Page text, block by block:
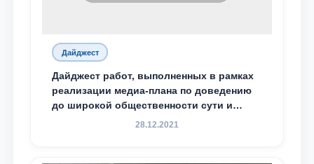
Дайджест
Дайджест работ, выполненных в рамках
реализации медиа-плана по доведению
до широкой общественности сути и
содержания задач, определённых в
28.12.2021